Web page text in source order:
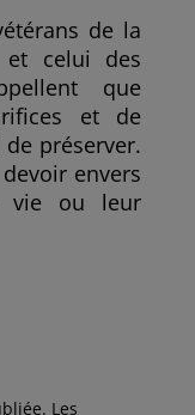
de la
et celui des
que
et de
préserver.
envers
vie ou leur
Les